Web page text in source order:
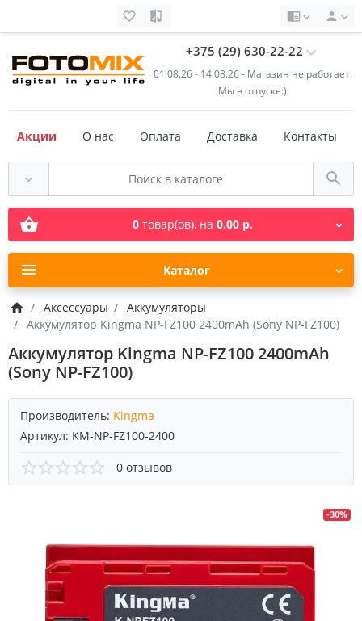
+375 (29) 630-22-22
01.08.26 - 14.08.26 - Магазин не работает.
Мы в отпуске:)
Акции О нас Оплата Доставка Контакты
0товар(ов), на 0.00 р.
Каталог
Аксессуары
Аккумуляторы
Аккумулятор Kingma NP-FZ100 2400mAh (Sony NP-FZ100)
Аккумулятор Kingma NP-FZ100 2400mAh
(Sony NP-FZ100)
Производитель: Kingma
Артикул: KM-NP-FZ100-2400
0 отзывов
-30%